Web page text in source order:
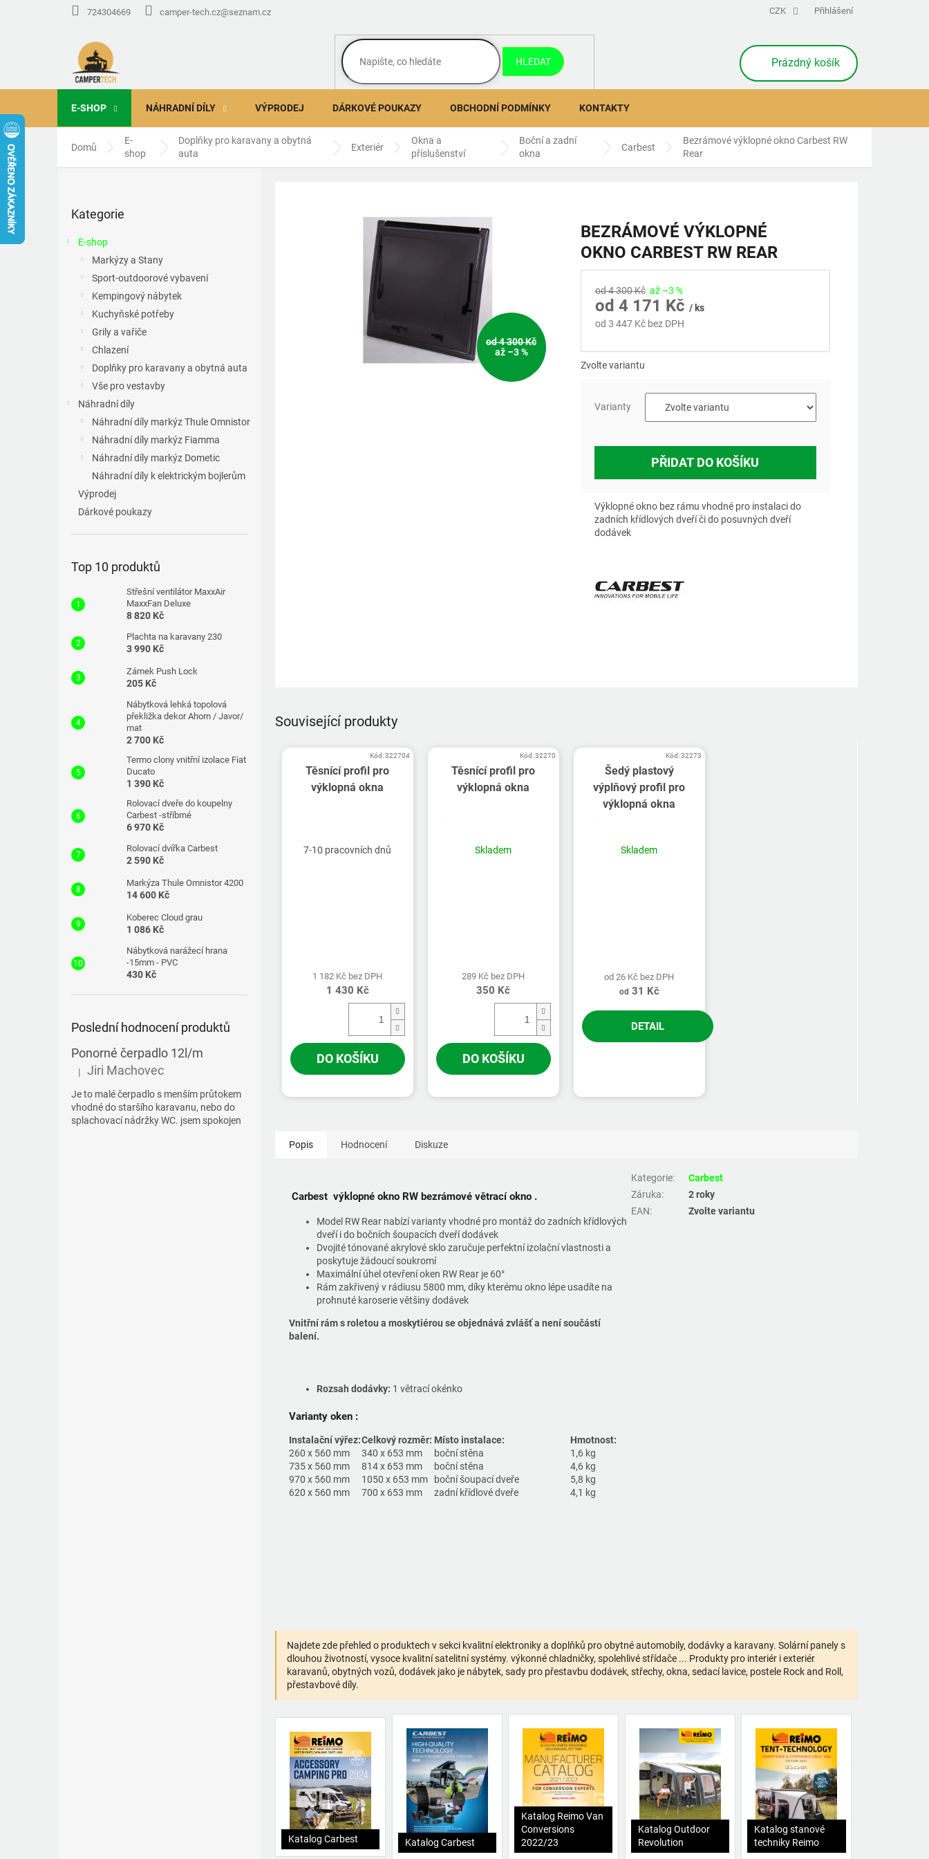
724304669 camper-tech.cz@seznam.cz CZK Přihlášení
HLEDAT
NÁKUPNÍ
KOŠÍK
Prázdný košík
E-SHOP NÁHRADNÍ DÍLY VÝPRODEJ DÁRKOVÉ POUKAZY OBCHODNÍ PODMÍNKY KONTAKTY
Domů
E-
shop
Doplňky pro karavany a obytná
auta
Exteriér
Okna a
příslušenství
Boční a zadní
okna
Carbest
Bezrámové výklopné okno Carbest RW
Rear
kategorie
Kategorie
E-shop
Markýzy a Stany
Sport-outdoorové vybavení
Kempingový nábytek
Kuchyňské potřeby
Grily a vařiče
Chlazení
Doplňky pro karavany a obytná auta
Vše pro vestavby
Náhradní díly
Náhradní díly markýz Thule Omnistor
Náhradní díly markýz Fiamma
Náhradní díly markýz Dometic
Náhradní díly k elektrickým bojlerům
Výprodej
Dárkové poukazy
Top 10 produktů
Střešní ventilátor MaxxAir
MaxxFan Deluxe
8 820 Kč
Plachta na karavany 230
3 990 Kč
Zámek Push Lock
205 Kč
Nábytková lehká topolová
překližka dekor Ahorn / Javor/
mat
2 700 Kč
Termo clony vnitřní izolace Fiat
Ducato
1 390 Kč
Rolovací dveře do koupelny
Carbest -stříbrné
6 970 Kč
Rolovací dvířka Carbest
2 590 Kč
Markýza Thule Omnistor 4200
14 600 Kč
Koberec Cloud grau
1 086 Kč
Nábytková narážecí hrana
-15mm - PVC
430 Kč
Poslední hodnocení produktů
Ponorné čerpadlo 12l/m
Hodnocení produktu je 5 z 5 hvězdiček.
| Jiri Machovec
Je to malé čerpadlo s menším průtokem
vhodné do staršího karavanu, nebo do
splachovací nádržky WC. jsem spokojen
od 4 300 Kč
až –3 %
BEZRÁMOVÉ VÝKLOPNÉ
OKNO CARBEST RW REAR
od 4 300 Kč až –3 %
od 4 171 Kč / ks
od 3 447 Kčbez DPH
Zvolte variantu
Varianty
PŘIDAT DO KOŠÍKU
Výklopné okno bez rámu vhodné pro instalaci do
zadních křídlových dveří či do posuvných dveří
dodávek
Související produkty
Těsnící profil pro
výklopná okna
7-10 pracovních dnů
1 182 Kč bez DPH
1 430 Kč
DO KOŠÍKU
Kód:322704
Těsnící profil pro
výklopná okna
Skladem
289 Kč bez DPH
350 Kč
DO KOŠÍKU
Kód:32270
Šedý plastový
výplňový profil pro
výklopná okna
Skladem
od 26 Kč bez DPH
od 31 Kč
DETAIL
Kód:32273
Popis Hodnocení Diskuze
Carbest výklopné okno RW bezrámové větrací okno .
Model RW Rear nabízí varianty vhodné pro montáž do zadních křídlových
dveří i do bočních šoupacích dveří dodávek
Dvojité tónované akrylové sklo zaručuje perfektní izolační vlastnosti a
poskytuje žádoucí soukromí
Maximální úhel otevření oken RW Rear je 60°
Rám zakřivený v rádiusu 5800 mm, díky kterému okno lépe usadíte na
prohnuté karoserie většiny dodávek
Vnitřní rám s roletou a moskytiérou se objednává zvlášť a není součástí
balení.
Rozsah dodávky: 1 větrací okénko
Varianty oken :
Instalační výřez:Celkový rozměr: Místo instalace:
Hmotnost:
260 x 560 mm
340 x 653 mm boční stěna
1,6 kg
735 x 560 mm
814 x 653 mm boční stěna
4,6 kg
970 x 560 mm
1050 x 653 mm boční šoupací dveře
5,8 kg
620 x 560 mm
700 x 653 mm zadní křídlové dveře 4,1 kg
Kategorie:
Carbest
Záruka:
2 roky
EAN: Zvolte variantu
Najdete zde přehled o produktech v sekci kvalitní elektroniky a doplňků pro obytné automobily, dodávky a karavany. Solární panely s
dlouhou životností, vysoce kvalitní satelitní systémy. výkonné chladničky, spolehlivé střídače ... Produkty pro interiér i exteriér
karavanů, obytných vozů, dodávek jako je nábytek, sady pro přestavbu dodávek, střechy, okna, sedací lavice, postele Rock and Roll,
přestavbové díly.
Katalog Carbest Katalog Carbest
Katalog Reimo Van
Conversions
2022/23
Katalog Outdoor
Revolution
Katalog stanové
techniky Reimo